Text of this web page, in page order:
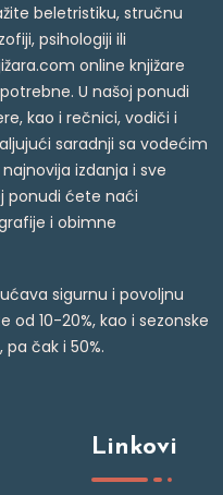
beletristiku, stručnu
psihologiji ili
online knjižare
U našoj ponudi
kao i rečnici, vodiči i
saradnji sa vodećim
izdanja i sve
ponudi ćete naći
i obimne
sigurnu i povoljnu
od 10-20%, kao i sezonske
čak i 50%.
Linkovi